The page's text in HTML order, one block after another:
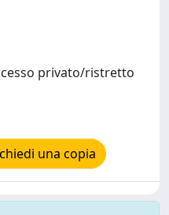
privato/ristretto
una copia